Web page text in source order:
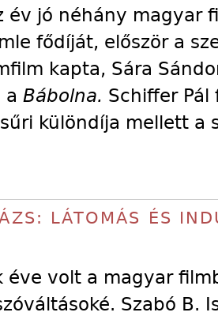
év jó néhány magyar
fődíját, először a
kapta, Sára
a Bábolna. Schiffer
különdíja mellett a
LÁTOMÁS ÉS
éve volt a magyar
Szabó B.